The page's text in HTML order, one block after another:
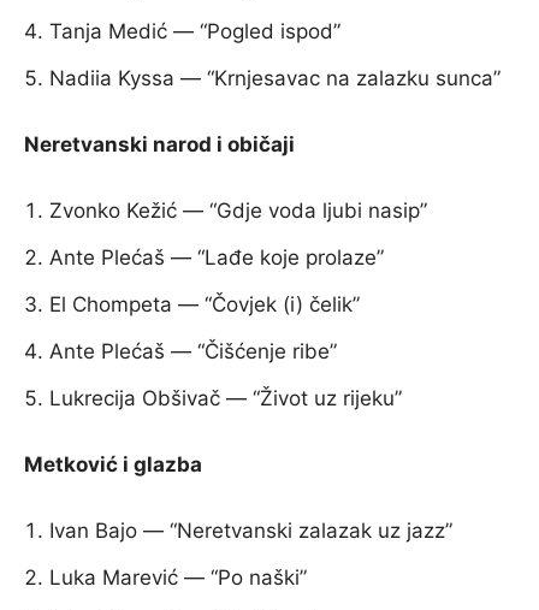
Tanja Medić — “Pogled ispod”
Nadiia Kyssa — “Krnjesavac na zalazku sunca”
Neretvanski narod i običaji
Zvonko Kežić — “Gdje voda ljubi nasip”
Ante Plećaš — “Lađe koje prolaze”
El Chompeta — “Čovjek (i) čelik”
Ante Plećaš — “Čišćenje ribe”
Lukrecija Obšivač — “Život uz rijeku”
Metković i glazba
Ivan Bajo — “Neretvanski zalazak uz jazz”
Luka Marević — “Po naški”